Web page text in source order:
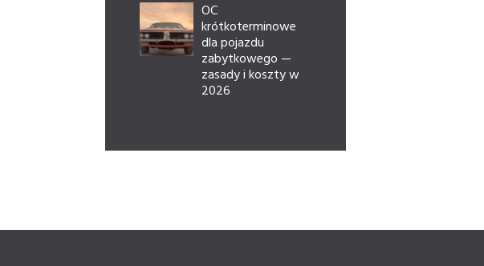
OC
krótkoterminowe
dla pojazdu
zabytkowego —
zasady i koszty w
2026